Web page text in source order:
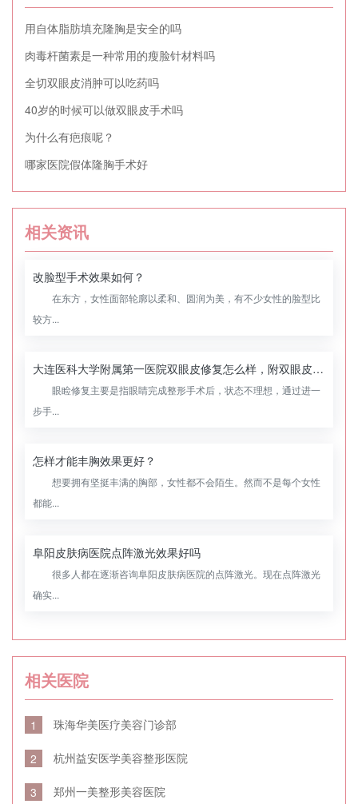
用自体脂肪填充隆胸是安全的吗
肉毒杆菌素是一种常用的瘦脸针材料吗
全切双眼皮消肿可以吃药吗
40岁的时候可以做双眼皮手术吗
为什么有疤痕呢？
哪家医院假体隆胸手术好
相关资讯
改脸型手术效果如何？
在东方，女性面部轮廓以柔和、圆润为美，有不少女性的脸型比
较方...
大连医科大学附属第一医院双眼皮修复怎么样，附双眼皮修复案例
眼睑修复主要是指眼睛完成整形手术后，状态不理想，通过进一
步手...
怎样才能丰胸效果更好？
想要拥有坚挺丰满的胸部，女性都不会陌生。然而不是每个女性
都能...
阜阳皮肤病医院点阵激光效果好吗
很多人都在逐渐咨询阜阳皮肤病医院的点阵激光。现在点阵激光
确实...
相关医院
1 珠海华美医疗美容门诊部
2 杭州益安医学美容整形医院
3 郑州一美整形美容医院